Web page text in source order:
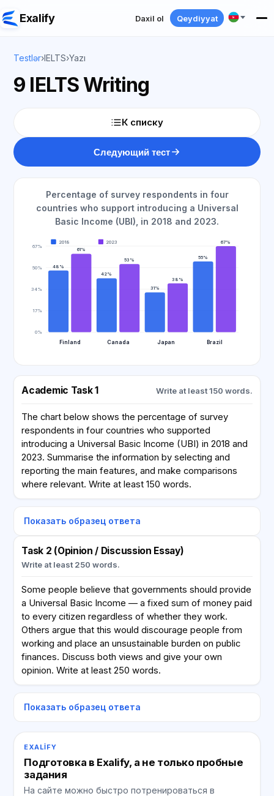
Exalify Daxil ol Qeydiyyat
Testlər›IELTS›Yazı
9 IELTS Writing
К списку
Следующий тест
Percentage of survey respondents in four
countries who support introducing a Universal
Basic Income (UBI), in 2018 and 2023.
67%
50%
34%
17%
0%
48%
61%
Finland
42%
53%
Canada
31%
38%
Japan
55%
67%
Brazil
2018 2023
Academic Task 1 Write at least 150 words.
The chart below shows the percentage of survey
respondents in four countries who supported
introducing a Universal Basic Income (UBI) in 2018 and
2023. Summarise the information by selecting and
reporting the main features, and make comparisons
where relevant. Write at least 150 words.
Показать образец ответа
Task 2 (Opinion / Discussion Essay)
Write at least 250 words.
Some people believe that governments should provide
a Universal Basic Income — a fixed sum of money paid
to every citizen regardless of whether they work.
Others argue that this would discourage people from
working and place an unsustainable burden on public
finances. Discuss both views and give your own
opinion. Write at least 250 words.
Показать образец ответа
EXALIFY
Подготовка в Exalify, а не только пробные
задания
На сайте можно быстро потренироваться в